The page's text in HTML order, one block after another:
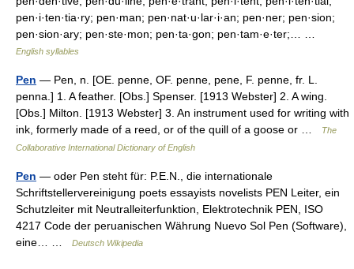
pen·i·ten·tia·ry; pen·man; pen·nat·u·lar·i·an; pen·ner; pen·sion;
pen·sion·ary; pen·ste·mon; pen·ta·gon; pen·tam·e·ter;… …
English syllables
Pen — Pen, n. [OE. penne, OF. penne, pene, F. penne, fr. L.
penna.] 1. A feather. [Obs.] Spenser. [1913 Webster] 2. A wing.
[Obs.] Milton. [1913 Webster] 3. An instrument used for writing with
ink, formerly made of a reed, or of the quill of a goose or …
The
Collaborative International Dictionary of English
Pen — oder Pen steht für: P.E.N., die internationale
Schriftstellervereinigung poets essayists novelists PEN Leiter, ein
Schutzleiter mit Neutralleiterfunktion, Elektrotechnik PEN, ISO
4217 Code der peruanischen Währung Nuevo Sol Pen (Software),
eine… …
Deutsch Wikipedia